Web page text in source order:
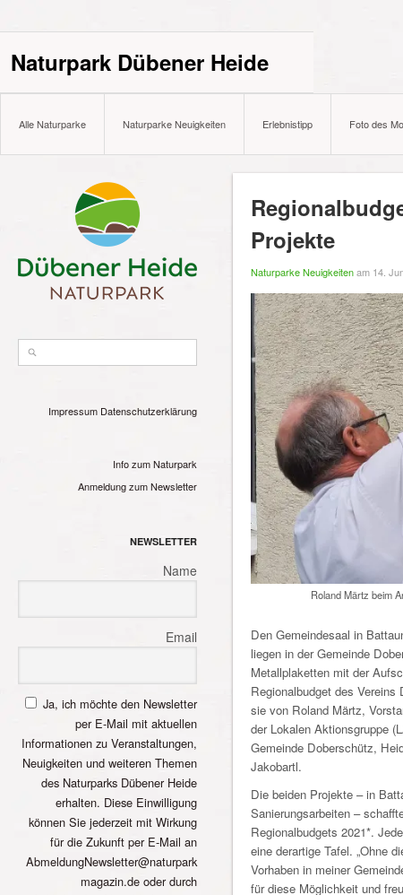
Naturpark Dübener Heide
Alle Naturparke Naturparke Neuigkeiten Erlebnistipp Foto des
Impressum Datenschutzerklärung
Info zum Naturpark
Anmeldung zum Newsletter
NEWSLETTER
Name
Email
Ja, ich möchte den Newsletter
per E-Mail mit aktuellen
Informationen zu Veranstaltungen,
Neuigkeiten und weiteren Themen
des Naturparks Dübener Heide
erhalten. Diese Einwilligung
können Sie jederzeit mit Wirkung
für die Zukunft per E-Mail an
AbmeldungNewsletter@naturpark
magazin.de oder durch
Projekte
Naturparke Neuigkeitenam 14.
Roland Märtz beim
Den Gemeindesaal in
liegen in der Gemeinde
Metallplaketten mit der
Regionalbudget des Vereins
sie von Roland Märtz,
der Lokalen Aktionsgruppe
Gemeinde Doberschütz,
Jakobartl.
Die beiden Projekte – in
Sanierungsarbeiten –
Regionalbudgets 2021*.
eine derartige Tafel. „Ohne
Vorhaben in meiner
für diese Möglichkeit und